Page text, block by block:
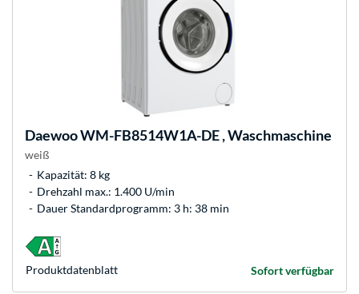
DaewooWM-FB8514W1A-DE , Waschmaschine
weiß
Kapazität: 8 kg
Drehzahl max.: 1.400 U/min
Dauer Standardprogramm: 3 h: 38 min
Sofort verfügbar
Produkt­datenblatt